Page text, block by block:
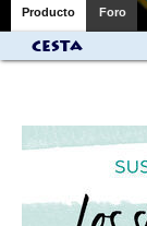
Producto Foro
Cesta